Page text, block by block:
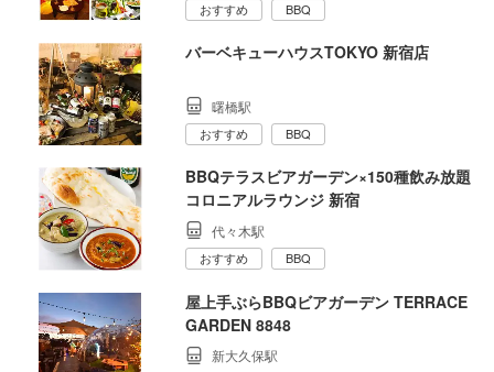
おすすめ BBQ
バーベキューハウスTOKYO 新宿店
曙橋駅
おすすめ BBQ
BBQテラスビアガーデン×150種飲み放題
コロニアルラウンジ 新宿
代々木駅
おすすめ BBQ
屋上手ぶらBBQビアガーデン TERRACE
GARDEN 8848
新大久保駅